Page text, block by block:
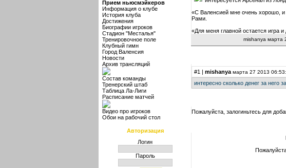
Прием ньюсмэйкеров
Информация о клубе
История клуба
Достижения
Биографии игроков
Стадион "Месталья"
Тренировочное поле
Клубный гимн
Город Валенсия
Новости
Архив трансляций
Состав команды
Тренерский штаб
Таблица Ла-Лиги
Расписание матчей
Видео про игроков
Обои на рабочий стол
Авторизация
Логин
Пароль
«С Валенсией мне очень хорошо, и
Рами.
«Для меня главной остается игра
mishanya марта
#1 | mishanya марта 27 2013
интересно сколько денег за него
Пожалуйста, залогиньтесь для